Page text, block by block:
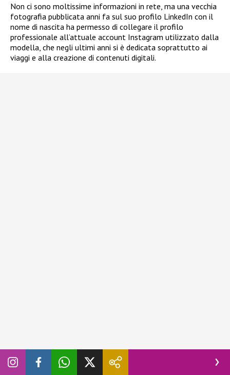
Non ci sono moltissime informazioni in rete, ma una vecchia
fotografia pubblicata anni fa sul suo profilo LinkedIn con il
nome di nascita ha permesso di collegare il profilo
professionale all’attuale account Instagram utilizzato dalla
modella, che negli ultimi anni si è dedicata soprattutto ai
viaggi e alla creazione di contenuti digitali.